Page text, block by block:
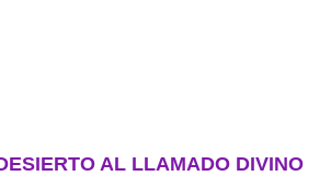
AL LLAMADO DIVINO